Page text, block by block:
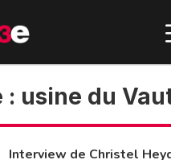
: usine du
Interview de Christel